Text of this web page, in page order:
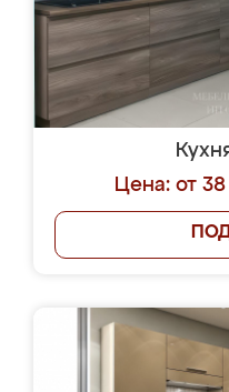
Цена: от